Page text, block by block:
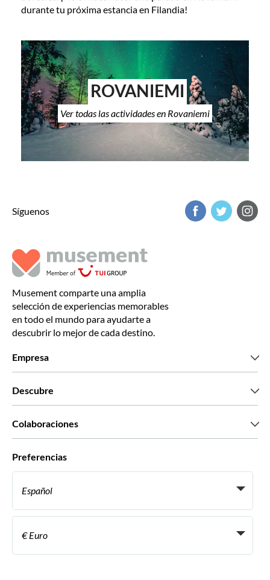
durante tu próxima estancia en Filandia!
ROVANIEMI
Ver todas las actividades en Rovaniemi
Síguenos
Musement comparte una amplia
selección de experiencias memorables
en todo el mundo para ayudarte a
descubrir lo mejor de cada destino.
Empresa
Descubre
Colaboraciones
Agencias de viajes
Conviértete en proveedor
Become a Distribution Partner
Preferencias
Español
Italiano
Français
Español
€ Euro